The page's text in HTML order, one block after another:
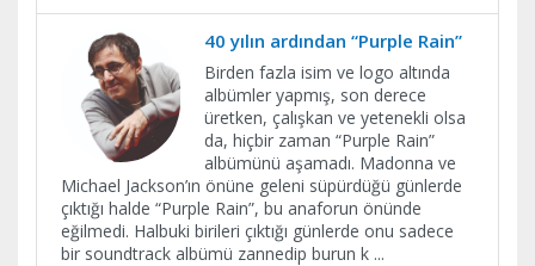
40 yılın ardından “Purple Rain”
Birden fazla isim ve logo altında
albümler yapmış, son derece
üretken, çalışkan ve yetenekli olsa
da, hiçbir zaman “Purple Rain”
albümünü aşamadı. Madonna ve
Michael Jackson’ın önüne geleni süpürdüğü günlerde
çıktığı halde “Purple Rain”, bu anaforun önünde
eğilmedi. Halbuki birileri çıktığı günlerde onu sadece
bir soundtrack albümü zannedip burun k ...